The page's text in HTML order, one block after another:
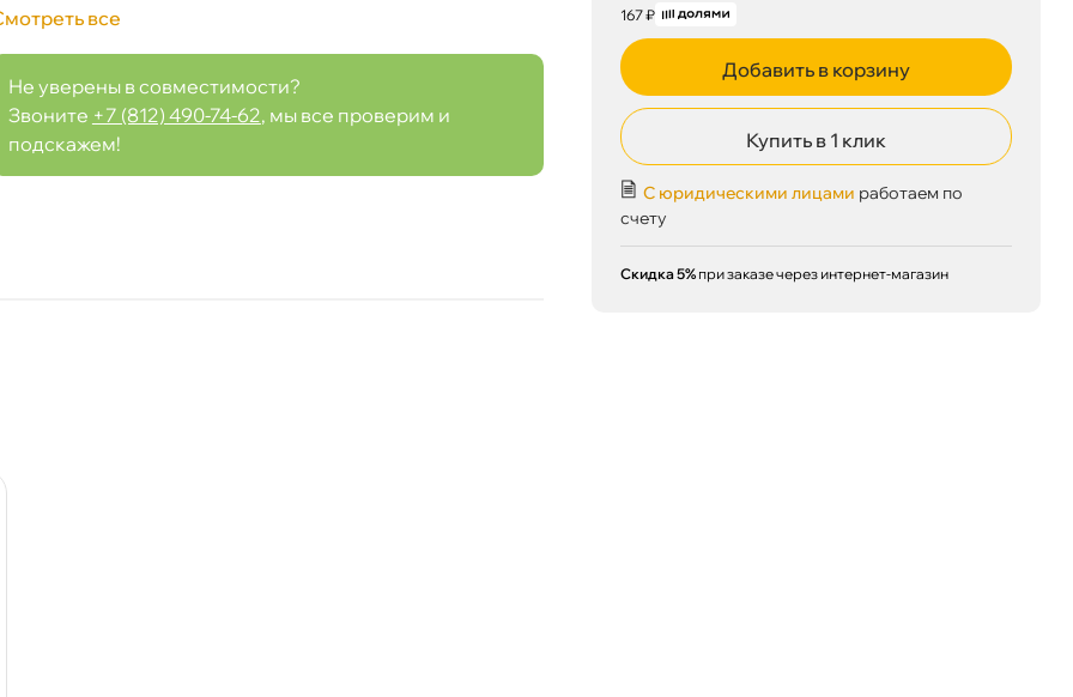
все
Не уверены в совместимости?
Звоните +7 (812) 490-74-62, мы все проверим и
подскажем!
167 ₽
Добавить в корзину
Купить в 1 клик
С юридическими лицами работаем по
счету
Скидка 5% при заказе через интернет-магазин
670 ₽